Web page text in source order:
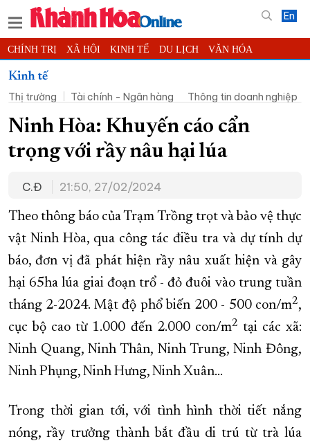
En
CHÍNH TRỊ XÃ HỘI KINH TẾ DU LỊCH VĂN HÓA
THỂ THAO
KHOA HỌC - CÔNG NGHỆ PHÁP LUẬT BẠN ĐỌC PHÓNG SỰ
THẾ GIỚI MULTIMEDIA VIDEO ĐỌC BÁO ONLINE
PODCAST THÔNG TIN - QUẢNG CÁO
TRƯỜNG SA BIỂN ĐẢO QUÊ HƯƠNG
CHUNG TAY CẢI CÁCH HÀNH CHÍNH
XÂY DỰNG NÔNG THÔN MỚI LỊCH CẮT ĐIỆN
TÀU - XE - MÁY BAY
KỶ NIỆM 370 NĂM XÂY DỰNG VÀ PHÁT TRIỂN TỈNH KHÁNH HÒA
KHOẢNH KHẮC ĐẸP XỨ TRẦM
XÂY DỰNG KHÁNH HÒA TRỞ THÀNH THÀNH PHỐ TRỰC THUỘC
ĐẠI HỘI ĐẢNG CÁC CẤP TRANG CHỦ VỀ BÁO KHÁNH HÒA
Kinh tế
Thị trường
Tài chính - Ngân hàng Thông tin doanh nghiệp
Ninh Hòa: Khuyến cáo cẩn
trọng với rầy nâu hại lúa
C.Đ 21:50, 27/02/2024
Theo thông báo của Trạm Trồng trọt và bảo vệ thực
vật Ninh Hòa, qua công tác điều tra và dự tính dự
báo, đơn vị đã phát hiện rầy nâu xuất hiện và gây
hại 65ha lúa giai đoạn trổ - đỏ đuôi vào trung tuần
tháng 2-2024. Mật độ phổ biến 200 - 500 con/m2,
cục bộ cao từ 1.000 đến 2.000 con/m2 tại các xã:
Ninh Quang, Ninh Thân, Ninh Trung, Ninh Đông,
Ninh Phụng, Ninh Hưng, Ninh Xuân…
Trong thời gian tới, với tình hình thời tiết nắng
nóng, rầy trưởng thành bắt đầu di trú từ trà lúa